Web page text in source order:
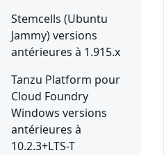
Stemcells (Ubuntu
Jammy) versions
antérieures à 1.915.x
Tanzu Platform pour
Cloud Foundry
Windows versions
antérieures à
10.2.3+LTS-T